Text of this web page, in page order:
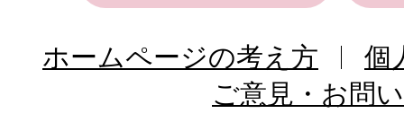
ホームページの考え方
個
ご意見・お問